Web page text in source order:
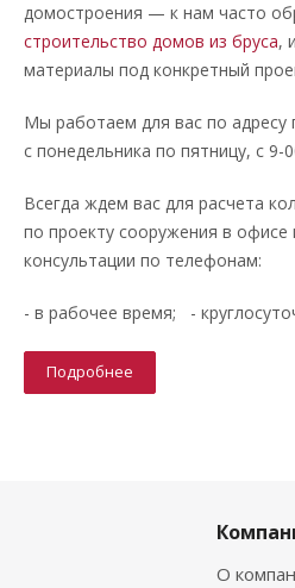
домостроения — к нам часто
строительство домов из бруса,
материалы под конкретный
Мы работаем для вас по адресу
с понедельника по пятницу, с 9-
Всегда ждем вас для расчета
по проекту сооружения в офисе
консультации по телефонам:
- в рабочее время; -
Подробнее
О